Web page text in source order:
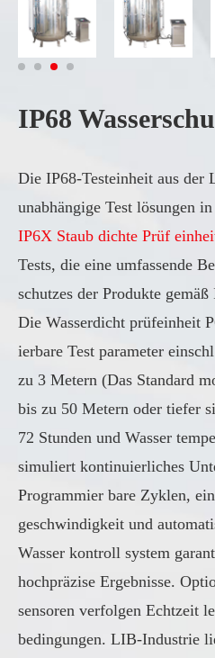
IP68
Die IP68-Testeinheit aus
unabhängige Test lösungen
IP6X Staub dichte Prüf
Tests, die eine umfassende
schutzes der Produkte
Die Wasserdicht prüfeinheit
ierbare Test parameter
zu 3 Metern (Das Standard
bis zu 50 Metern oder tiefer
72 Stunden und Wasser
simuliert kontinuierliches
Programmier bare Zyklen,
geschwindigkeit und
Wasser kontroll system
hochpräzise Ergebnisse.
sensoren verfolgen Echtzeit
bedingungen. LIB-Industrie